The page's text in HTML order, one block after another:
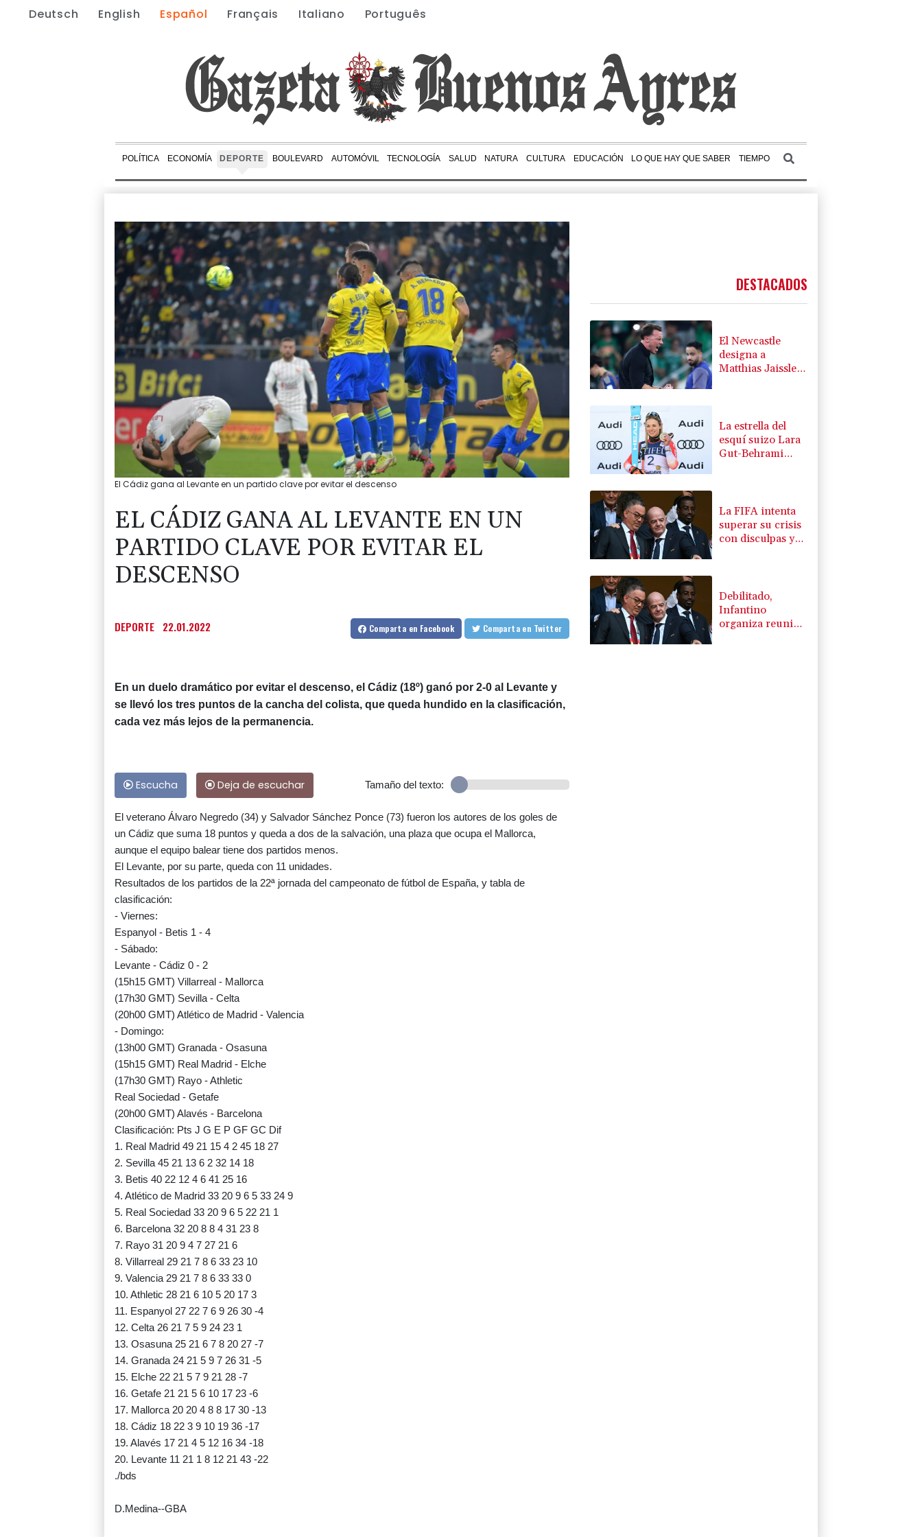
Deutsch English Español Français Italiano Português
POLÍTICA ECONOMÍA DEPORTE BOULEVARD AUTOMÓVIL TECNOLOGÍA SALUD NATURA CULTURA EDUCACIÓN LO QUE HAY QUE SABER TIEMPO
El Cádiz gana al Levante en un partido clave por evitar el descenso
EL CÁDIZ GANA AL LEVANTE EN UN
PARTIDO CLAVE POR EVITAR EL
DESCENSO
DEPORTE 22.01.2022 Comparta en Facebook Comparta en Twitter
En un duelo dramático por evitar el descenso, el Cádiz (18º) ganó por 2-0 al Levante y
se llevó los tres puntos de la cancha del colista, que queda hundido en la clasificación,
cada vez más lejos de la permanencia.
Escucha Deja de escuchar Tamaño del texto:
El veterano Álvaro Negredo (34) y Salvador Sánchez Ponce (73) fueron los autores de los goles de
un Cádiz que suma 18 puntos y queda a dos de la salvación, una plaza que ocupa el Mallorca,
aunque el equipo balear tiene dos partidos menos.
El Levante, por su parte, queda con 11 unidades.
Resultados de los partidos de la 22ª jornada del campeonato de fútbol de España, y tabla de
clasificación:
- Viernes:
Espanyol - Betis 1 - 4
- Sábado:
Levante - Cádiz 0 - 2
(15h15 GMT) Villarreal - Mallorca
(17h30 GMT) Sevilla - Celta
(20h00 GMT) Atlético de Madrid - Valencia
- Domingo:
(13h00 GMT) Granada - Osasuna
(15h15 GMT) Real Madrid - Elche
(17h30 GMT) Rayo - Athletic
Real Sociedad - Getafe
(20h00 GMT) Alavés - Barcelona
Clasificación: Pts J G E P GF GC Dif
1. Real Madrid 49 21 15 4 2 45 18 27
2. Sevilla 45 21 13 6 2 32 14 18
3. Betis 40 22 12 4 6 41 25 16
4. Atlético de Madrid 33 20 9 6 5 33 24 9
5. Real Sociedad 33 20 9 6 5 22 21 1
6. Barcelona 32 20 8 8 4 31 23 8
7. Rayo 31 20 9 4 7 27 21 6
8. Villarreal 29 21 7 8 6 33 23 10
9. Valencia 29 21 7 8 6 33 33 0
10. Athletic 28 21 6 10 5 20 17 3
11. Espanyol 27 22 7 6 9 26 30 -4
12. Celta 26 21 7 5 9 24 23 1
13. Osasuna 25 21 6 7 8 20 27 -7
14. Granada 24 21 5 9 7 26 31 -5
15. Elche 22 21 5 7 9 21 28 -7
16. Getafe 21 21 5 6 10 17 23 -6
17. Mallorca 20 20 4 8 8 17 30 -13
18. Cádiz 18 22 3 9 10 19 36 -17
19. Alavés 17 21 4 5 12 16 34 -18
20. Levante 11 21 1 8 12 21 43 -22
./bds
D.Medina--GBA
DESTACADOS
El Newcastle
designa a
Matthias Jaissle
La estrella del
esquí suizo Lara
Gut-Behrami
La FIFA intenta
superar su crisis
con disculpas y
Debilitado,
Infantino
organiza reunión